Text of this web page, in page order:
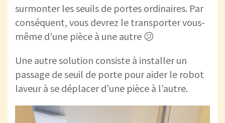
surmonter les seuils de portes ordinaires. Par
conséquent, vous devrez le transporter vous-
même d’une pièce à une autre 😕
Une autre solution consiste à installer un
passage de seuil de porte pour aider le robot
laveur à se déplacer d’une pièce à l’autre.